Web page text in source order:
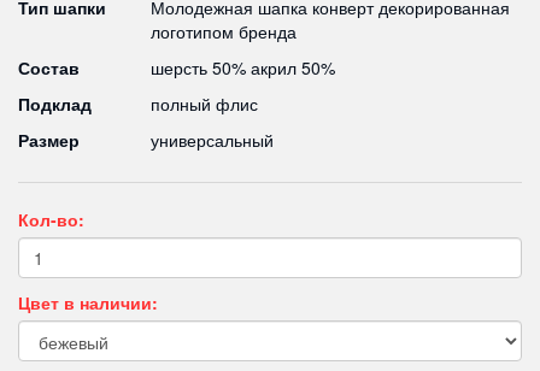
Тип шапки
Молодежная шапка конверт декорированная
логотипом бренда
Состав
шерсть 50% акрил 50%
Подклад
полный флис
Размер
универсальный
Кол-во:
Цвет в наличии: